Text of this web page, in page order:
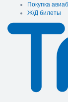
Покупка
Ж/Д билеты